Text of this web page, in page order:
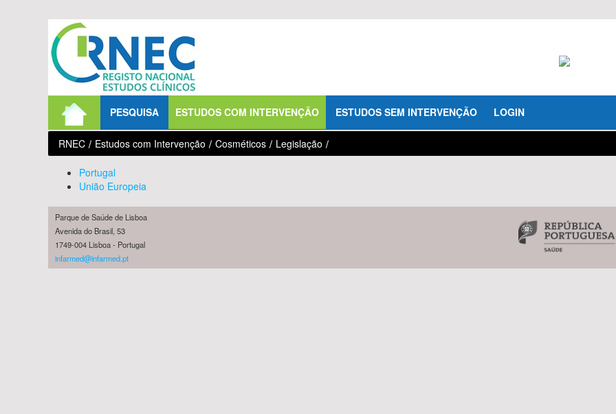
PESQUISA ESTUDOS COM INTERVENÇÃO ESTUDOS SEM INTERVENÇÃO LOGIN
RNEC / Estudos com Intervenção / Cosméticos / Legislação /
Portugal
União Europeia
Parque de Saúde de Lisboa
Avenida do Brasil, 53
1749-004 Lisboa - Portugal
infarmed@infarmed.pt